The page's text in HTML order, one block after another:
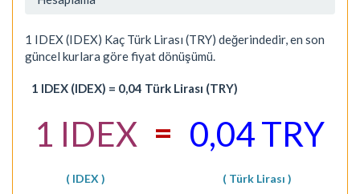
1 IDEX (IDEX) Kaç Türk Lirası (TRY) değerindedir, en son
güncel kurlara göre fiyat dönüşümü.
1 IDEX (IDEX) = 0,04 Türk Lirası (TRY)
1 IDEX = 0,04 TRY
( IDEX ) ( Türk Lirası )